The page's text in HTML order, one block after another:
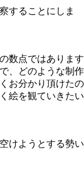
することにしま
数点ではあります
、どのような制作
お分かり頂けたの
絵を観ていきたい
けようとする勢い